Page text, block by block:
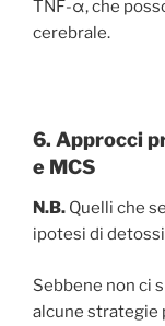
TNF-α, che
cerebrale.
6. Approcci
e MCS
N.B. Quelli che
ipotesi di
Sebbene non ci
alcune strategie